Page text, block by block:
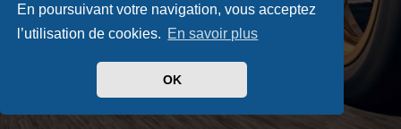
En poursuivant votre navigation, vous acceptez
l’utilisation de cookies. En savoir plus
OK